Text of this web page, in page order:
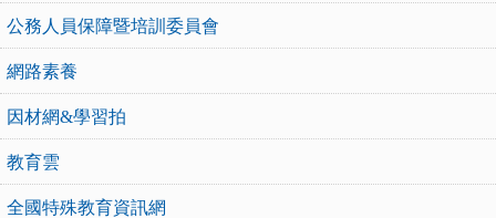
公務人員保障暨培訓委員會
網路素養
因材網&學習拍
教育雲
全國特殊教育資訊網